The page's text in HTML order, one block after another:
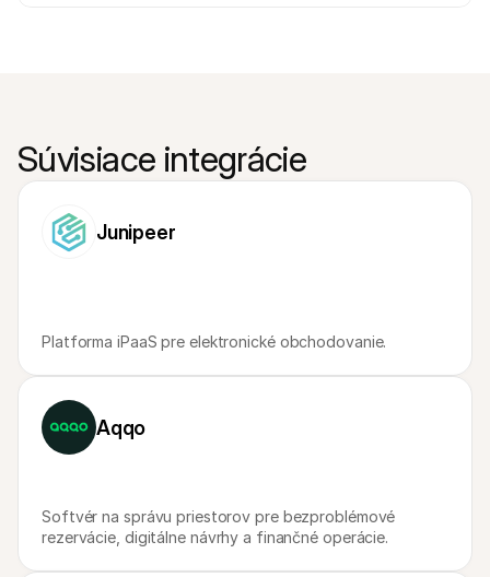
Súvisiace integrácie
Junipeer
Platforma iPaaS pre elektronické obchodovanie.
Aqqo
Softvér na správu priestorov pre bezproblémové
rezervácie, digitálne návrhy a finančné operácie.